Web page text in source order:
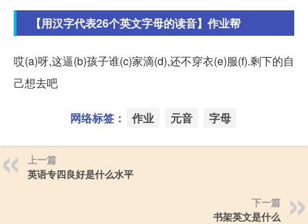
【用汉字代表26个英文字母的读音】作业帮
哎(a)呀,这逼(b)孩子谁(c)家滴(d),还不穿衣(e)服(f).剩下的自
己想去吧
网络标签： 作业 元音 字母
上一篇
英语专四良好是什么水平
下一篇
书架英文是什么